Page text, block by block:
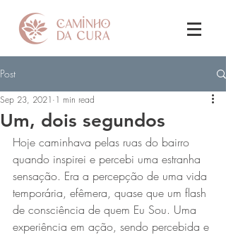
Post
Um, dois segundos
Sep 23, 2021 1 min read
Hoje caminhava pelas ruas do bairro
quando inspirei e percebi uma estranha
sensação. Era a percepção de uma vida
temporária, efêmera, quase que um flash
de consciência de quem Eu Sou. Uma
experiência em ação, sendo percebida e